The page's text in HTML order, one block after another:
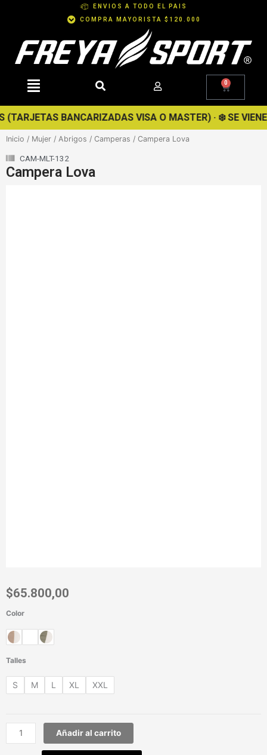
ENVIOS A TODO EL PAIS
COMPRA MAYORISTA $120.000
0 Cart
BANCARIZADAS VISA O MASTER) · ❄️ SE VIENE
Inicio / Mujer / Abrigos / Camperas / Campera Lova
CAM-MLT-132
Campera Lova
$65.800,00
Color
Talles
S M L XL XXL
Lova
cantidad
Añadir al carrito